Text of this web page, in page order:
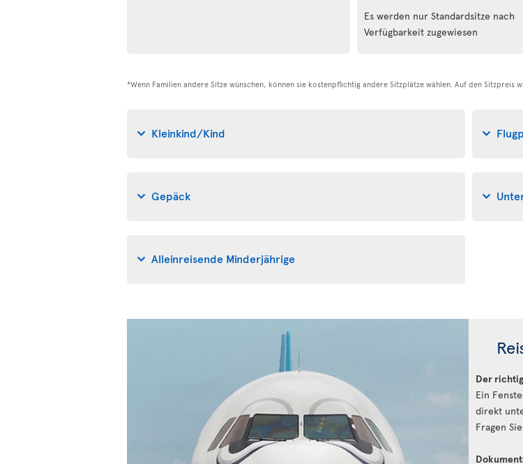
Es werden nur Standardsitze nach
Verfügbarkeit zugewiesen
*Wenn Familien andere Sitze wünschen, können sie kostenpflichtig andere Sitzplätze wählen. Auf den Sitzpreis
Kleinkind/Kind
Gepäck
Alleinreisende Minderjährige
Der
Ein
direkt
Fragen